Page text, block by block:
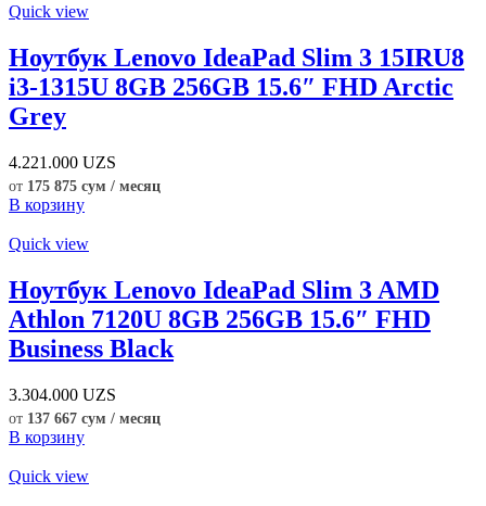
Quick view
Ноутбук Lenovo IdeaPad Slim 3 15IRU8
i3-1315U 8GB 256GB 15.6″ FHD Arctic
Grey
4.221.000 UZS
от 175 875 сум / месяц
В корзину
Quick view
Ноутбук Lenovo IdeaPad Slim 3 AMD
Athlon 7120U 8GB 256GB 15.6″ FHD
Business Black
3.304.000 UZS
от 137 667 сум / месяц
В корзину
Quick view